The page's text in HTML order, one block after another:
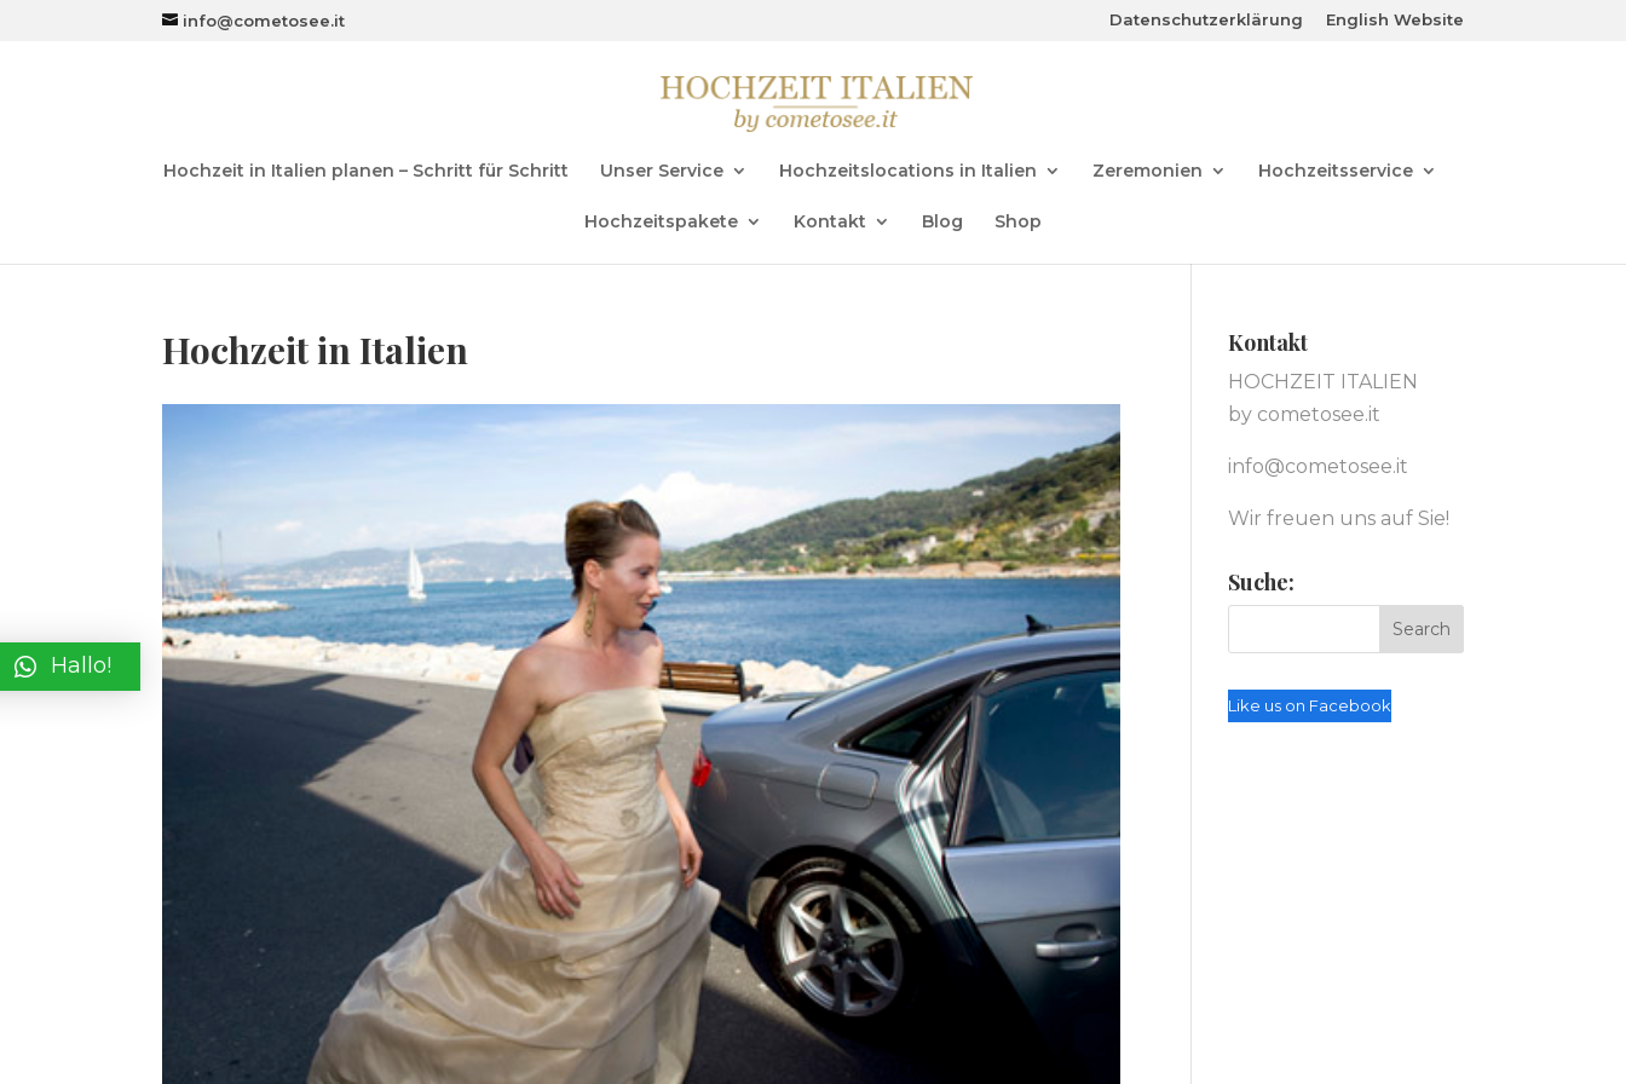
info@cometosee.it Datenschutzerklärung English Website
Hochzeit in Italien planen – Schritt für Schritt Unser Service Hochzeitslocations in Italien Zeremonien Hochzeitsservice
Hochzeitspakete Kontakt Blog Shop
Hochzeit in Italien Kontakt
HOCHZEIT ITALIEN
by cometosee.it
info@cometosee.it
Wir freuen uns auf Sie!
Suche:
Like us on Facebook
Hallo!